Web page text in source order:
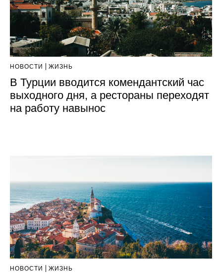
НОВОСТИ ЖИЗНЬ
В Турции вводится комендантский час
выходного дня, а рестораны переходят
на работу навынос
НОВОСТИ ЖИЗНЬ